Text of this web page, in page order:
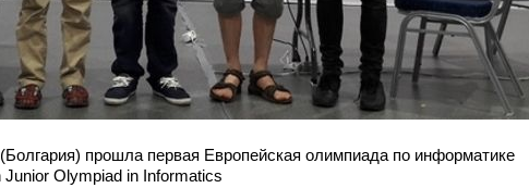
прошла первая Европейская олимпиада по информатике
Olympiad in Informatics